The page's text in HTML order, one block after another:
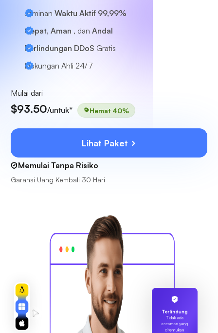
Jaminan Waktu Aktif 99,99%
Cepat, Aman , dan Andal
Perlindungan DDoS Gratis
Dukungan Ahli 24/7
Mulai dari
$93.50/untuk* Hemat 40%
Lihat Paket
Memulai Tanpa Risiko
Garansi Uang Kembali 30 Hari
Terlindung
Tidak ada
ancaman yang
ditemukan